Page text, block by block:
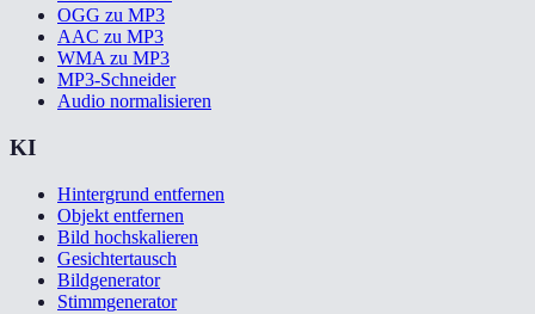
OGG zu MP3
AAC zu MP3
WMA zu MP3
MP3-Schneider
Audio normalisieren
KI
Hintergrund entfernen
Objekt entfernen
Bild hochskalieren
Gesichtertausch
Bildgenerator
Stimmgenerator